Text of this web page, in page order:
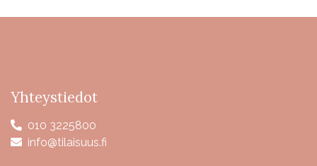
Yhteystiedot
010 3225800
info@tilaisuus.fi